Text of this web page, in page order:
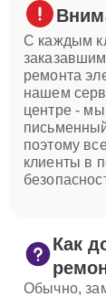
С каждым
заказавшим
ремонта
нашем
центре -
поэтому
клиенты в
Как
Обычно,